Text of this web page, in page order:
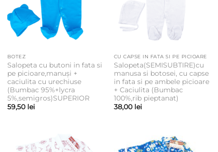
BOTEZ
Salopeta cu butoni in fata si
pe picioare,manuși +
caciulita cu urechiuse
(Bumbac 95%+lycra
5%,semigros)SUPERIOR
59,50 lei
CU CAPSE IN FATA SI PE PICIOARE
Salopeta(SEMISUBTIRE)cu
manusa si botosei, cu capse
in fata si pe ambele picioare
+ Caciulita (Bumbac
100%,rib pieptanat)
38,00 lei